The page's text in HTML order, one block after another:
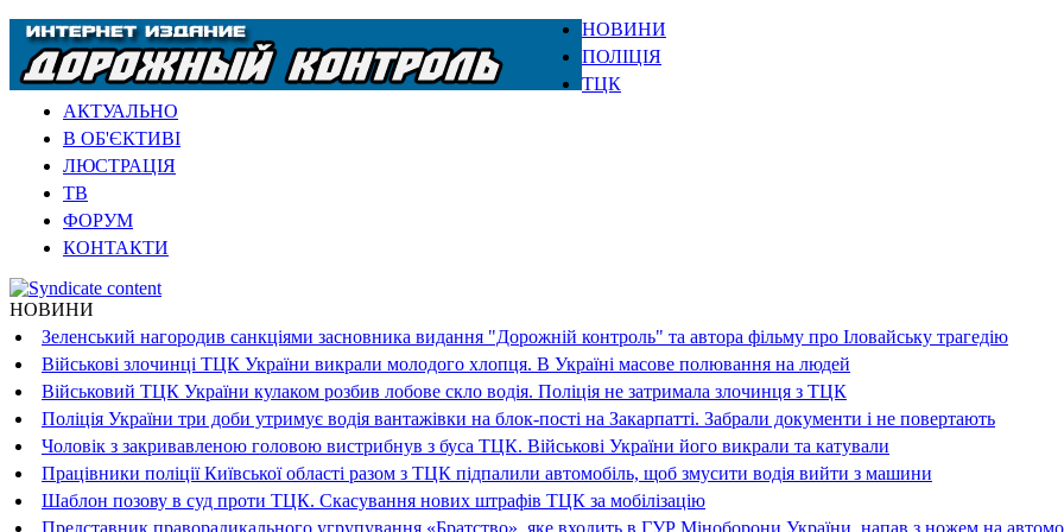
НОВИНИ
ПОЛІЦІЯ
ТЦК
АКТУАЛЬНО
В ОБ'ЄКТИВІ
ЛЮСТРАЦІЯ
ТВ
ФОРУМ
КОНТАКТИ
НОВИНИ
Зеленський нагородив санкціями засновника видання "Дорожній контроль" та автора фільму про Іловайську трагедію
Військові злочинці ТЦК України викрали молодого хлопця. В Україні масове полювання на людей
Військовий ТЦК України кулаком розбив лобове скло водія. Поліція не затримала злочинця з ТЦК
Поліція України три доби утримує водія вантажівки на блок-пості на Закарпатті. Забрали документи і не повертають
Чоловік з закривавленою головою вистрибнув з буса ТЦК. Військові України його викрали та катували
Працівники поліції Київської області разом з ТЦК підпалили автомобіль, щоб змусити водія вийти з машини
Шаблон позову в суд проти ТЦК. Скасування нових штрафів ТЦК за мобілізацію
Представник праворадикального угрупування «Братство», яке входить в ГУР Міноборони України, напав з ножем на